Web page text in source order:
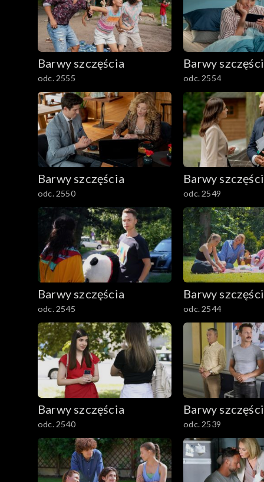
Barwy szczęścia
odc. 2555
Barwy
odc. 2554
Barwy szczęścia
odc. 2550
Barwy
odc. 2549
Barwy szczęścia
odc. 2545
Barwy
odc. 2544
Barwy szczęścia
odc. 2540
Barwy
odc. 2539